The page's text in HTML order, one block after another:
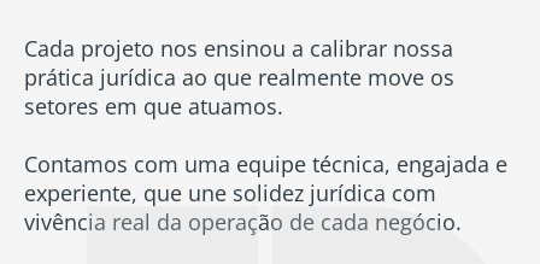
Cada projeto nos ensinou a calibrar nossa
prática jurídica ao que realmente move os
setores em que atuamos.
Contamos com uma equipe técnica, engajada e
experiente, que une solidez jurídica com
vivência real da operação de cada negócio.